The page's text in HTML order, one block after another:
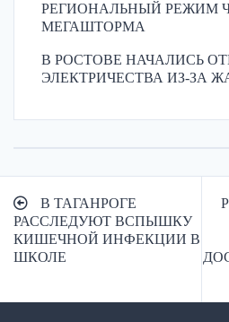
РЕГИОНАЛЬНЫЙ РЕЖИМ
МЕГАШТОРМА
В РОСТОВЕ НАЧАЛИСЬ
ЭЛЕКТРИЧЕСТВА ИЗ-ЗА
Навигация
по
записям
В ТАГАНРОГЕ
РАССЛЕДУЮТ ВСПЫШКУ
КИШЕЧНОЙ ИНФЕКЦИИ В
ШКОЛЕ